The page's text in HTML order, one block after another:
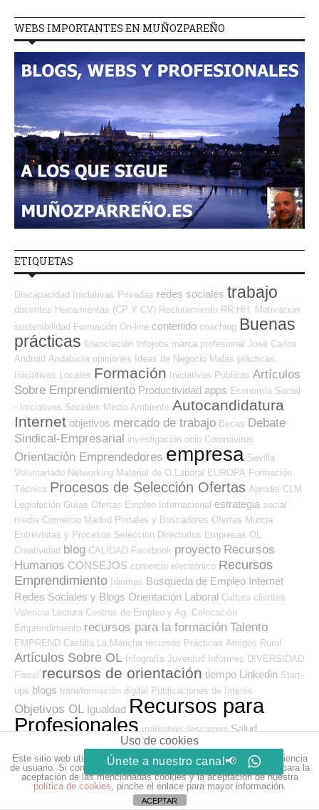
WEBS IMPORTANTES EN MUÑOZPAREÑO
ETIQUETAS
Discapacidad Iniciativas Privadas redes sociales trabajo
docentes Herramientas (CP Y CV) Reclutamiento RR.HH. Motivación
sostenibilidad Formación On-line contenido coaching Buenas
prácticas financiación Infojobs marca profesional José Carlos
Android Andalucía opiniones Ideas de Negocio Malas prácticas
Iniciativas Locales Formación Iniciativas Públicas Artículos
Sobre Emprendimiento Productividad apps Economía Social
- Iniciativas Sociales Medio Ambiente Autocandidatura
Internet objetivos mercado de trabajo Becas Debate
Sindical-Empresarial investigación ocio Coronavirus
Orientación Emprendedores empresa Sevilla
Voluntariado Networking Material de O.Laboral EUROPA Formación
Técnica Procesos de Selección Ofertas Aprodel CLM
Legislación Guías Ofertas Empleo Internacional estrategia social
media Comercio Madrid Portales y Buscadores Ofertas Murcia
Entrevistas y Procesos Selección Directorios Empresas OL
Creatividad blog CALIDAD Facebook proyecto Recursos
Humanos CONSEJOS comercio electrónico Recursos
Emprendimiento Idiomas Búsqueda de Empleo Internet
Redes Sociales y Blogs Orientación Laboral Cultura clientes
Valencia Lectura Centros de Empleo y Ag. Colocación
Emprendimiento recursos para la formación Talento
EMPREND Castilla La Mancha recursos Prácticas Amigos Rural
Artículos Sobre OL Infografía Juventud Informes DIVERSIDAD
Fiscal recursos de orientación tiempo Linkedin Start-
ups blogs transformación digital Publicaciones de Interés
Objetivos OL Igualdad Recursos para
Profesionales marketing descargas Salud
Perspectivas empleabilidad Twitter Smartphone F
Profesionales ADL
Reclutamiento Innovación Ofertas Empleo
Seleccionadas Turismo Noticias Empleo-Economía
Nuevas Tecnologias Barcelona Redes Sociales
Uso de cookies
Este sitio web utiliza cookies para que usted tenga la mejor experiencia
de usuario. Si continúa navegando está dando su consentimiento para la
aceptación de las mencionadas cookies y la aceptación de nuestra
política de cookies, pinche el enlace para mayor información.
ACEPTAR
Únete a nuestro canal📢